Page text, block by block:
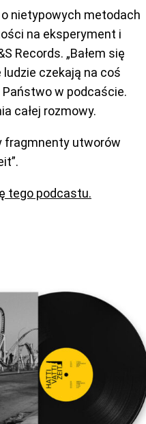
nietypowych metodach
na eksperyment i
Records. „Bałem się
czekają na coś
Państwo w podcaście.
całej rozmowy.
fragmnenty utworów
tego podcastu.